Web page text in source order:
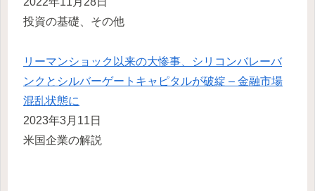
投資の基礎、その他
リーマンショック以来の大惨事、シリコンバレーバ
ンクとシルバーゲートキャピタルが破綻 – 金融市場
混乱状態に
2023年3月11日
米国企業の解説